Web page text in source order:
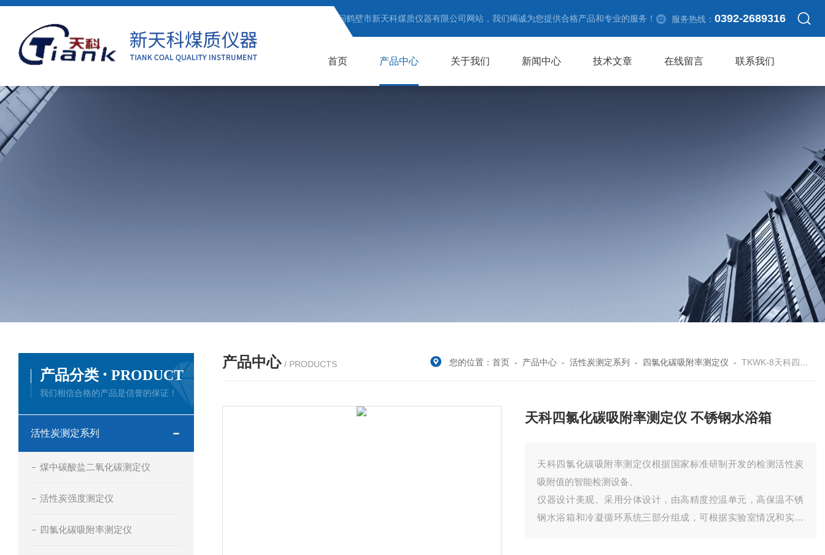
欢迎访问鹤壁市新天科煤质仪器有限公司网站，我们竭诚为您提供合格产品和专业的服务！ 服务热线： 0392-2689316
首页 产品中心 关于我们 新闻中心 技术文章 在线留言 联系我们
产品中心 / PRODUCTS 您的位置：首页 - 产品中心 -活性炭测定系列 - 四氯化碳吸附率测定仪 -TKWK-8天科四氯化碳吸附率测定仪 不锈钢水浴箱
天科四氯化碳吸附率测定仪 不锈钢水浴箱
天科四氯化碳吸附率测定仪根据国家标准研制开发的检测活性炭
吸附值的智能检测设备。
仪器设计美观。采用分体设计，由高精度控温单元，高保温不锈
钢水浴箱和冷凝循环系统三部分组成，可根据实验室情况和实验
产品分类 · PRODUCT
我们相信合格的产品是信誉的保证！
活性炭测定系列
煤中碳酸盐二氧化碳测定仪
活性炭强度测定仪
四氯化碳吸附率测定仪